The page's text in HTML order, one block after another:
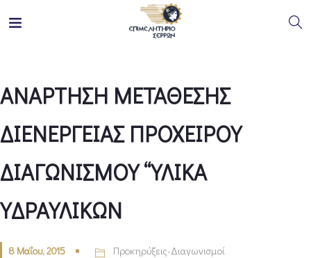
ΑΝΑΡΤΗΣΗ ΜΕΤΑΘΕΣΗΣ
ΔΙΕΝΕΡΓΕΙΑΣ ΠΡΟΧΕΙΡΟΥ
ΔΙΑΓΩΝΙΣΜΟΥ “ΥΛΙΚΑ
ΥΔΡΑΥΛΙΚΩΝ
8 Μαΐου, 2015 Προκηρύξεις-Διαγωνισμοί